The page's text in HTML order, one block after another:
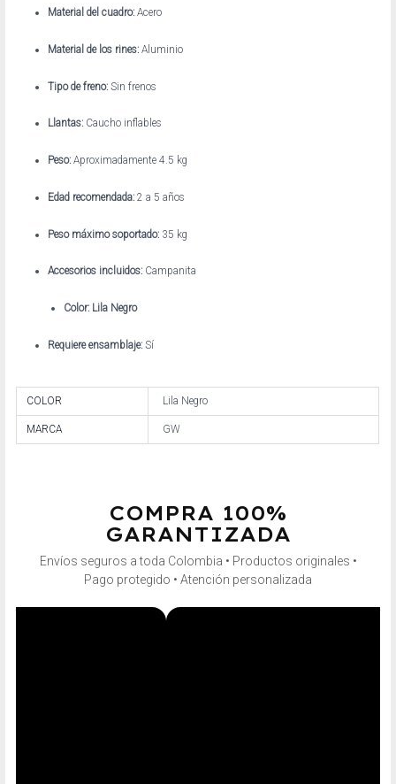
Material del cuadro:Acero
Material de los rines:Aluminio
Tipo de freno:Sin frenos
Llantas:Caucho inflables
Peso:Aproximadamente 4.5 kg
Edad recomendada:2 a 5 años
Peso máximo soportado:35 kg
Accesorios incluidos:Campanita
Color: Lila Negro
Requiere ensamblaje:Sí
COLOR Lila Negro
MARCA GW
COMPRA 100%
GARANTIZADA
Envíos seguros a toda Colombia • Productos originales •
Pago protegido • Atención personalizada